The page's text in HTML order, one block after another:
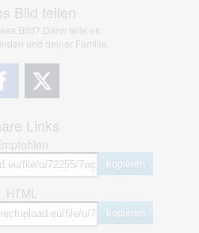
Bild teilen
Bild? Dann teile es
und deiner Familie.
Links
kopieren
HTML
kopieren